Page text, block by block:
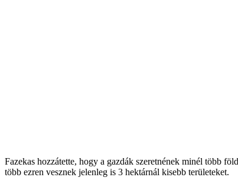
Fazekas hozzátette, hogy a gazdák szeretnének minél több
több ezren vesznek jelenleg is 3 hektárnál kisebb területeket.